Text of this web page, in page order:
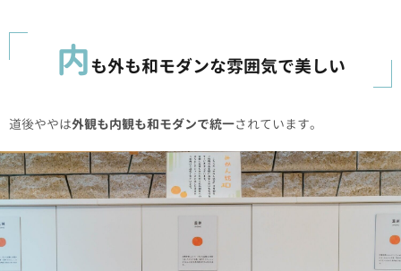
内も外も和モダンな雰囲気で美しい
道後ややは外観も内観も和モダンで統一されています。